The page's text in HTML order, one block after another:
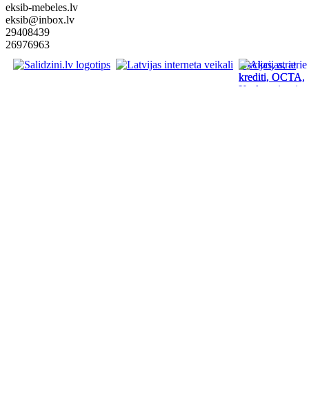
eksib-mebeles.lv
eksib@inbox.lv
29408439
26976963
Akcijas, atrie
krediti, OCTA,
Kasko,